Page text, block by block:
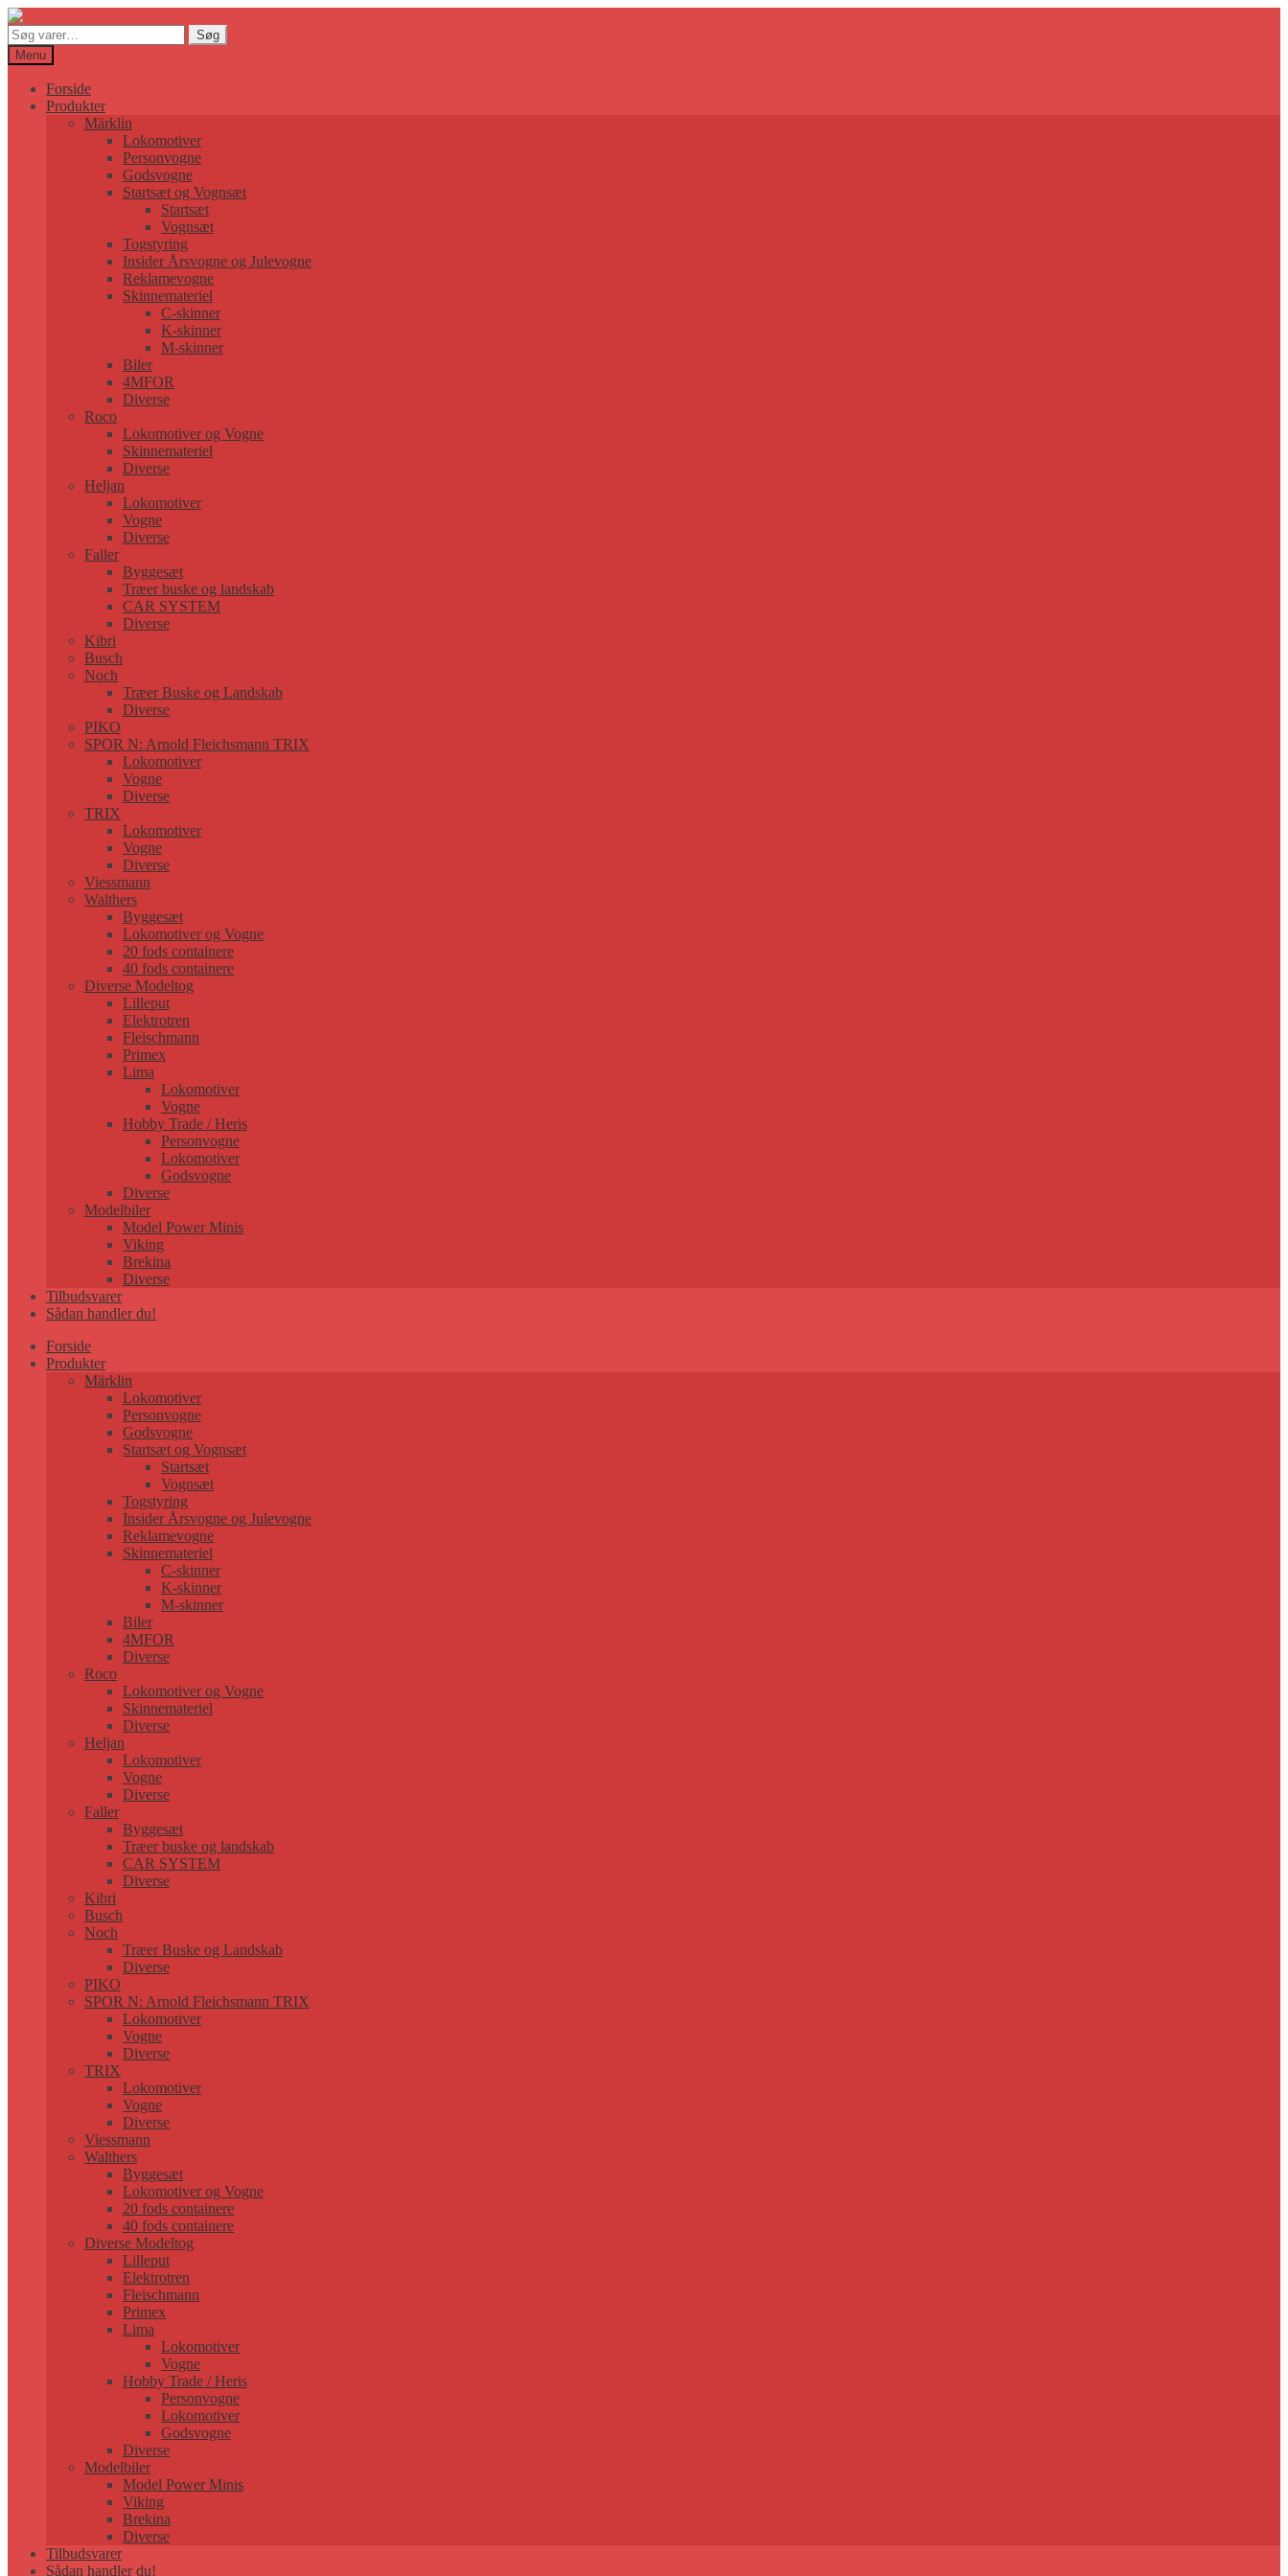
Søg
efter:
Søg
Menu
Forside
Produkter
Märklin
Lokomotiver
Personvogne
Godsvogne
Startsæt og Vognsæt
Startsæt
Vognsæt
Togstyring
Insider Årsvogne og Julevogne
Reklamevogne
Skinnemateriel
C-skinner
K-skinner
M-skinner
Biler
4MFOR
Diverse
Roco
Lokomotiver og Vogne
Skinnemateriel
Diverse
Heljan
Lokomotiver
Vogne
Diverse
Faller
Byggesæt
Træer buske og landskab
CAR SYSTEM
Diverse
Kibri
Busch
Noch
Træer Buske og Landskab
Diverse
PIKO
SPOR N: Arnold Fleichsmann TRIX
Lokomotiver
Vogne
Diverse
TRIX
Lokomotiver
Vogne
Diverse
Viessmann
Walthers
Byggesæt
Lokomotiver og Vogne
20 fods containere
40 fods containere
Diverse Modeltog
Lilleput
Elektrotren
Fleischmann
Primex
Lima
Lokomotiver
Vogne
Hobby Trade / Heris
Personvogne
Lokomotiver
Godsvogne
Diverse
Modelbiler
Model Power Minis
Viking
Brekina
Diverse
Tilbudsvarer
Sådan handler du!
Forside
Produkter
Märklin
Lokomotiver
Personvogne
Godsvogne
Startsæt og Vognsæt
Startsæt
Vognsæt
Togstyring
Insider Årsvogne og Julevogne
Reklamevogne
Skinnemateriel
C-skinner
K-skinner
M-skinner
Biler
4MFOR
Diverse
Roco
Lokomotiver og Vogne
Skinnemateriel
Diverse
Heljan
Lokomotiver
Vogne
Diverse
Faller
Byggesæt
Træer buske og landskab
CAR SYSTEM
Diverse
Kibri
Busch
Noch
Træer Buske og Landskab
Diverse
PIKO
SPOR N: Arnold Fleichsmann TRIX
Lokomotiver
Vogne
Diverse
TRIX
Lokomotiver
Vogne
Diverse
Viessmann
Walthers
Byggesæt
Lokomotiver og Vogne
20 fods containere
40 fods containere
Diverse Modeltog
Lilleput
Elektrotren
Fleischmann
Primex
Lima
Lokomotiver
Vogne
Hobby Trade / Heris
Personvogne
Lokomotiver
Godsvogne
Diverse
Modelbiler
Model Power Minis
Viking
Brekina
Diverse
Tilbudsvarer
Sådan handler du!